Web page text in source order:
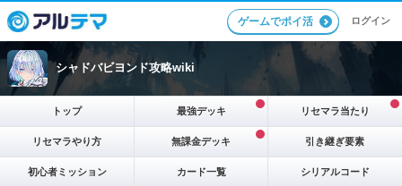
ゲームでポイ活 ログイン
シャドバビヨンド攻略wiki
トップ 最強デッキ リセマラ当たり
リセマラやり方 無課金デッキ 引き継ぎ要素
初心者ミッション カード一覧 シリアルコード